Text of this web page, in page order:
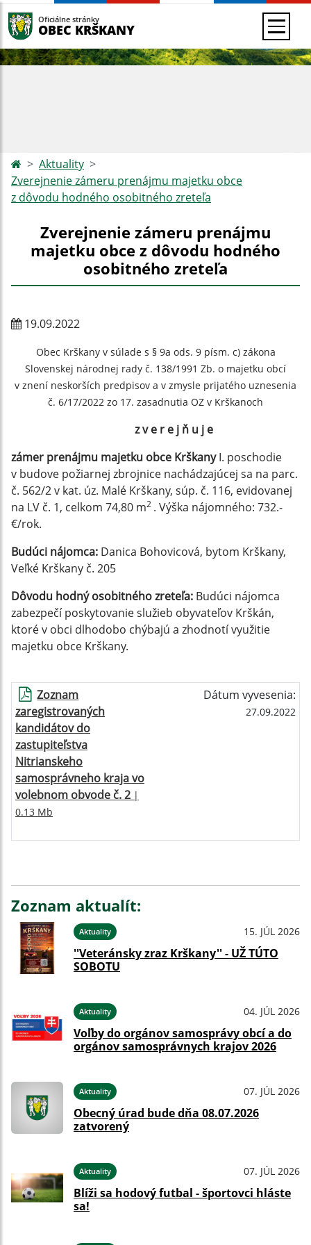
Oficiálne stránky
OBEC KRŠKANY
Aktuality
Zverejnenie zámeru prenájmu majetku obce
z dôvodu hodného osobitného zreteľa
Zverejnenie zámeru prenájmu
majetku obce z dôvodu hodného
osobitného zreteľa
19.09.2022
Obec Krškany v súlade s § 9a ods. 9 písm. c) zákona
Slovenskej národnej rady č. 138/1991 Zb. o majetku obcí
v znení neskorších predpisov a v zmysle prijatého uznesenia
č. 6/17/2022 zo 17. zasadnutia OZ v Krškanoch
z v e r e j ň u j e
zámer prenájmu majetku obce KrškanyI. poschodie
v budove požiarnej zbrojnice nachádzajúcej sa na parc.
č. 562/2 v kat. úz. Malé Krškany, súp. č. 116, evidovanej
na LV č. 1, celkom 74,80 m2 . Výška nájomného: 732.-
€/rok.
Budúci nájomca: Danica Bohovicová, bytom Krškany,
Veľké Krškany č. 205
Dôvodu hodný osobitného zreteľa: Budúci nájomca
zabezpečí poskytovanie služieb obyvateľov Krškán,
ktoré v obci dlhodobo chýbajú a zhodnotí využitie
majetku obce Krškany.
Zoznam
zaregistrovaných
kandidátov do
zastupiteľstva
Nitrianskeho
samosprávneho kraja vo
volebnom obvode č. 2 |
0.13 Mb
Dátum vyvesenia:
27.09.2022
Zoznam aktualít:
Aktuality 15. JÚL 2026
''Veteránsky zraz Krškany'' - UŽ TÚTO
SOBOTU
Aktuality 04. JÚL 2026
Voľby do orgánov samosprávy obcí a do
orgánov samosprávnych krajov 2026
Aktuality 07. JÚL 2026
Obecný úrad bude dňa 08.07.2026
zatvorený
Aktuality 07. JÚL 2026
Blíži sa hodový futbal - športovci hláste
sa!